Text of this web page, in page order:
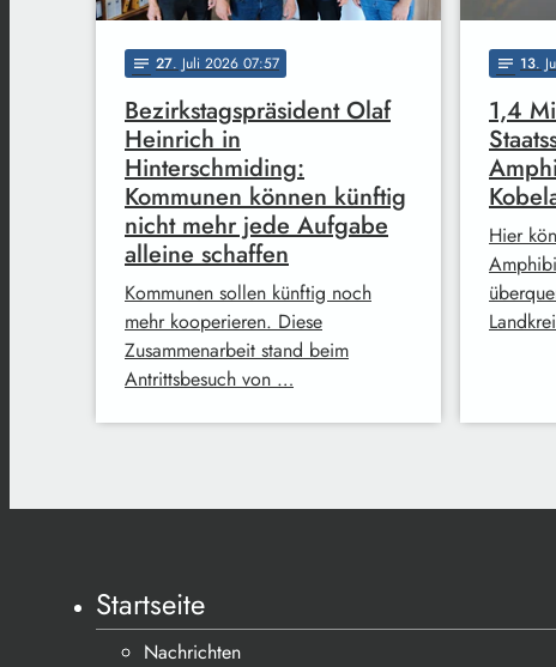
notes 27. Juli 2026 07:57
Bezirkstagspräsident Olaf
Heinrich in
Hinterschmiding:
Kommunen können künftig
nicht mehr jede Aufgabe
alleine schaffen
Kommunen sollen künftig noch
mehr kooperieren. Diese
Zusammenarbeit stand beim
Antrittsbesuch von …
notes 13.
1,4
Hier
Startseite
Nachrichten